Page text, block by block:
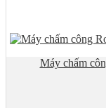
Máy chấm